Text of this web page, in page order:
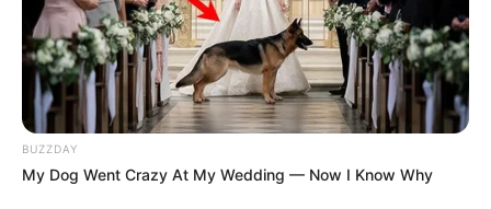
BUZZDAY
My Dog Went Crazy At My Wedding — Now I Know Why